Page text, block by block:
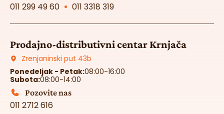
011 299 49 60
011 3318 319
Prodajno-distributivni centar Krnjača
Zrenjaninski put 43b
Ponedeljak - Petak:08:00-16:00
Subota:08:00-14:00
Pozovite nas
011 2712 616